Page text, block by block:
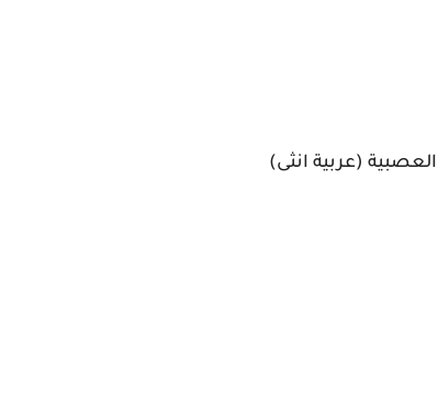
(عربية انثى)